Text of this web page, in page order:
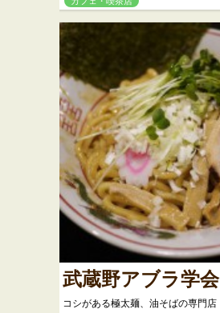
武蔵野アブラ学会
コシがある極太麺、油そばの専門店